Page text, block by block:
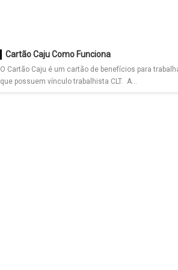
Cartão Caju Como Funciona
O Cartão Caju é um cartão de benefícios para
que possuem vínculo trabalhista CLT. A...